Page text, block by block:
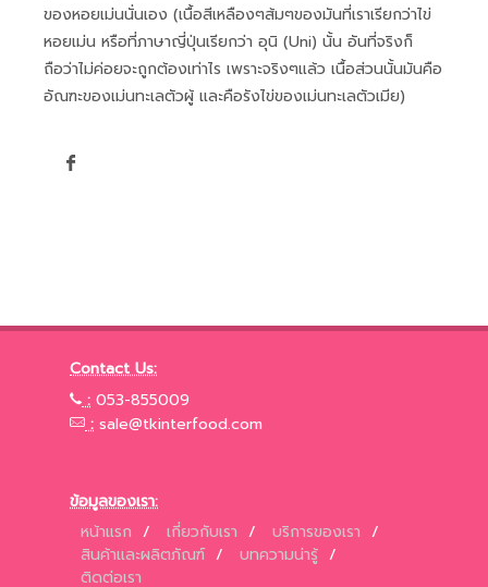
ของหอยเม่นนั่นเอง (เนื้อสีเหลืองๆส้มๆของมันที่เราเรียกว่าไข่
หอยเม่น หรือที่ภาษาญี่ปุ่นเรียกว่า อุนิ (Uni) นั้น อันที่จริงก็
ถือว่าไม่ค่อยจะถูกต้องเท่าไร เพราะจริงๆแล้ว เนื้อส่วนนั้นมันคือ
อัณฑะของเม่นทะเลตัวผู้ และคือรังไข่ของเม่นทะเลตัวเมีย)
Contact Us:
: 053-855009
: sale@tkinterfood.com
ข้อมูลของเรา:
หน้าแรก / เกี่ยวกับเรา / บริการของเรา /
สินค้าและผลิตภัณฑ์ / บทความน่ารู้ /
ติดต่อเรา